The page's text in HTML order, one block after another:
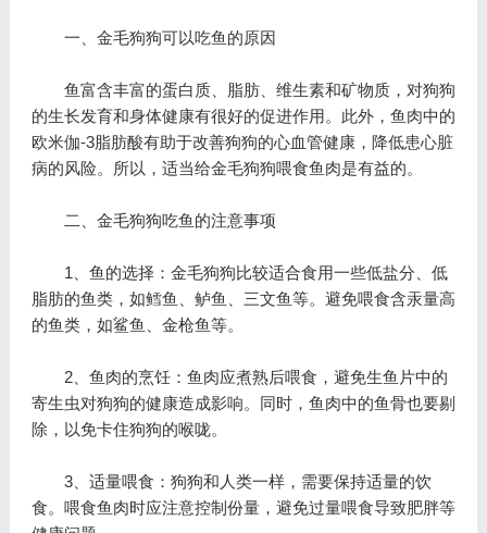
一、金毛狗狗可以吃鱼的原因
鱼富含丰富的蛋白质、脂肪、维生素和矿物质，对狗狗
的生长发育和身体健康有很好的促进作用。此外，鱼肉中的
欧米伽-3脂肪酸有助于改善狗狗的心血管健康，降低患心脏
病的风险。所以，适当给金毛狗狗喂食鱼肉是有益的。
二、金毛狗狗吃鱼的注意事项
1、鱼的选择：金毛狗狗比较适合食用一些低盐分、低
脂肪的鱼类，如鳕鱼、鲈鱼、三文鱼等。避免喂食含汞量高
的鱼类，如鲨鱼、金枪鱼等。
2、鱼肉的烹饪：鱼肉应煮熟后喂食，避免生鱼片中的
寄生虫对狗狗的健康造成影响。同时，鱼肉中的鱼骨也要剔
除，以免卡住狗狗的喉咙。
3、适量喂食：狗狗和人类一样，需要保持适量的饮
食。喂食鱼肉时应注意控制份量，避免过量喂食导致肥胖等